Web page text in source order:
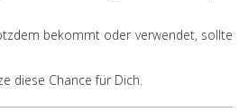
bekommt oder verwendet, sollte
diese Chance für Dich.